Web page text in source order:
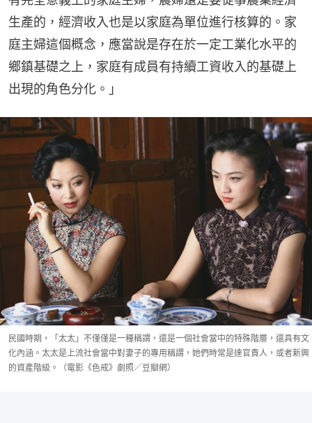
生產的，經濟收入也是以家庭為單位進行核算的。家
庭主婦這個概念，應當說是存在於一定工業化水平的
鄉鎮基礎之上，家庭有成員有持續工資收入的基礎上
出現的角色分化。」
民國時期，「太太」不僅僅是一種稱謂，還是一個社會當中的特殊階層，還具有文
化內涵。太太是上流社會當中對妻子的專用稱謂，她們時常是達官貴人，或者新興
的資產階級。（電影《色戒》劇照／豆瓣網）